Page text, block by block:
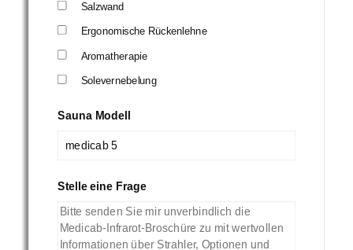
Salzwand
Ergonomische Rückenlehne
Aromatherapie
Solevernebelung
Sauna Modell
Stelle eine Frage